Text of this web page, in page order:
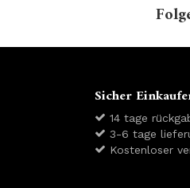
Sicher
14 tage
3-6 tage
Kostenloser